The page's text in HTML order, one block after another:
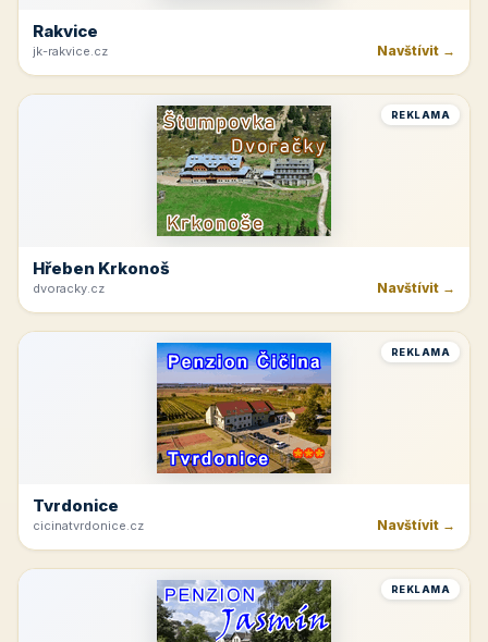
Rakvice
jk-rakvice.cz Navštívit →
REKLAMA
Hřeben Krkonoš
dvoracky.cz Navštívit →
REKLAMA
Tvrdonice
cicinatvrdonice.cz Navštívit →
REKLAMA